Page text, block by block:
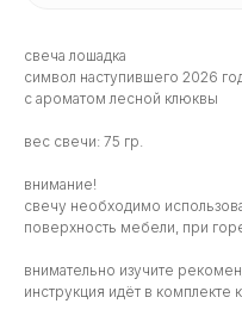
свеча лошадка
символ наступившего 2026
с ароматом лесной клюквы
вес свечи: 75 гр.
внимание!
свечу необходимо
поверхность мебели, при
внимательно изучите
инструкция идёт в комплекте